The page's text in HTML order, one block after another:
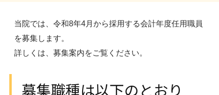
当院では、令和8年4月から採用する会計年度任用職員
を募集します。
詳しくは、募集案内をご覧ください。
募集職種は以下のとおり